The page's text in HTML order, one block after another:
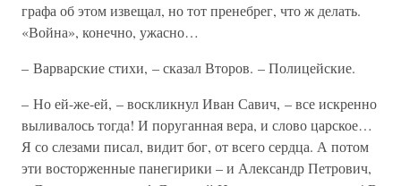
графа об этом извещал, но тот пренебрег, что ж делать.
«Война», конечно, ужасно…
– Варварские стихи, – сказал Второв. – Полицейские.
– Но ей-же-ей, – воскликнул Иван Савич, – все искренно
выливалось тогда! И поруганная вера, и слово царское…
Я со слезами писал, видит бог, от всего сердца. А потом
эти восторженные панегирики – и Александр Петрович,